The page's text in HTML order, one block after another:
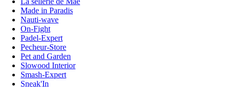
Made in Paradis
Nauti-wave
On-Fight
Padel-Expert
Pecheur-Store
Pet and Garden
Slowood Interior
Smash-Expert
Sneak'In